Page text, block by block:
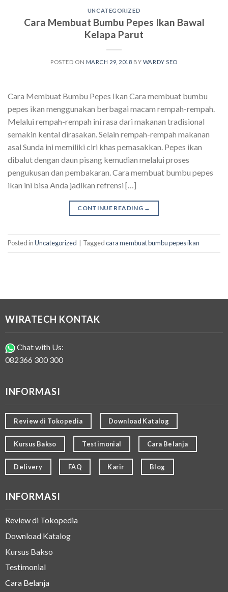
UNCATEGORIZED
Cara Membuat Bumbu Pepes Ikan Bawal
Kelapa Parut
POSTED ON MARCH 29, 2018 BY WARDY SEO
Cara Membuat Bumbu Pepes Ikan Cara membuat bumbu
pepes ikan menggunakan berbagai macam rempah-rempah.
Melalui rempah-rempah ini rasa dari makanan tradisional
semakin kental dirasakan. Selain rempah-rempah makanan
asal Sunda ini memiliki ciri khas pemasakkan. Pepes ikan
dibalut dengan daun pisang kemudian melalui proses
pengukusan dan pembakaran. Cara membuat bumbu pepes
ikan ini bisa Anda jadikan refrensi […]
CONTINUE READING →
Posted inUncategorized Taggedcara membuat bumbu pepes ikan
WIRATECH KONTAK
Chat with Us:
082366 300 300
INFORMASI
Review di Tokopedia Download Katalog
Kursus Bakso Testimonial Cara Belanja
Delivery FAQ Karir Blog
INFORMASI
Review di Tokopedia
Download Katalog
Kursus Bakso
Testimonial
Cara Belanja